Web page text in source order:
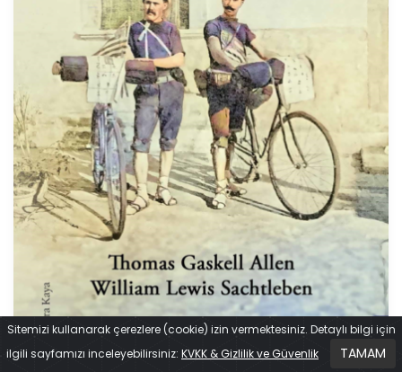
Sitemizi kullanarak çerezlere (cookie) izin vermektesiniz. Detaylı bilgi için
ilgili sayfamızı inceleyebilirsiniz: KVKK & Gizlilik ve Güvenlik TAMAM